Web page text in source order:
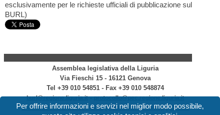
esclusivamente per le richieste ufficiali di pubblicazione sul
BURL)
Assemblea legislativa della Liguria
Via Fieschi 15 - 16121 Genova
Tel +39 010 54851 - Fax +39 010 548874
burl@regione.liguria.it-protocollo@pec.regione.liguria.it
Dichiarazione di accessibilità|Informativa Privacy|Cookie
Per offrire informazioni e servizi nel miglior modo possibile,